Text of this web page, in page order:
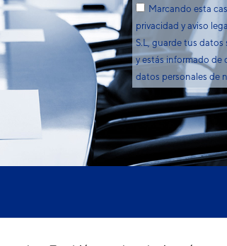
Marcando esta
privacidad y aviso
S.L, guarde tus
y estás informado de
datos personales de